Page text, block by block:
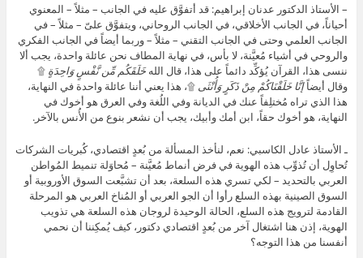
– الأستاذ الدكتور عدنان إبراهيم: قد أتفوَّق عليه في الجانب – مثلاً – المعنوي
أحياناً، في الجانب الأخلاقي، في الجانب الروحاني، ويتفوَّق علىّ – مثلاً – في
الجانب العلمي وحتى في الجانب التقني – مثلاً – وربما أيضاً في الجانب الفكري
والروحي في أشياء مُعيَّنة، لا بأس، في نهاية المطاف نحن عائلة واحدة، يجب ألا
ننسى هذا، القرآن يُؤكِّد دائماً على هذا، قال اللهخَلَقَكُم مِّن نَّفْسٍ وَاحِدَةٍ ۩
وقال أيضاًإنَّا خَلَقْنَاكُمْ مِنْ ذَكَرٍ وَأُنْثَى ۩، هذا يعني أننا عائلة واحدة في النهاية،
هذا الذي تراه مُختلِفاً عنك في الديانة وفي اللُغة وفي العرق هو أخوك في
النهاية، هو أخوك حقاً، ابن أمك وأبيك، يجب أن نشعر بنوع من الأُنس بالآخر.
ـ الأستاذ عادل الكاسبي: نعم، لنأخذ المسألة من بُعدٍ اقتصادي، كُبريات الشركات
تُحاوِل أن تُذوِّب هذه الهوية في فرض أنماط مُعيَّنة – مُحاوَلة تنميط المُواطن
العربي بالتحديد – لكي تسري هذه السلعة، بعد أن تشبَّعت السوق الأوروبية أو
السوق الصينية بهذه السلع رأوا أن الجو العربي أو المُناخ العربي هو المرحلة
القادمة لترويج هذه السلع، الحالة الوحيدة لروجان هذه السلعة هي تذويب
الهوية، إذن هنا اشتغال آخر من بُعدٍ اقتصادي دكتور، كيف يُمكِننا أن نحمي
أنفسنا من هذا التوجه؟